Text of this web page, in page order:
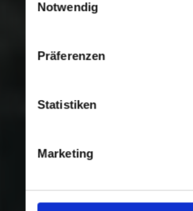
Nutzung der Dienste
Notwendig
Präferenzen
Statistiken
Marketing